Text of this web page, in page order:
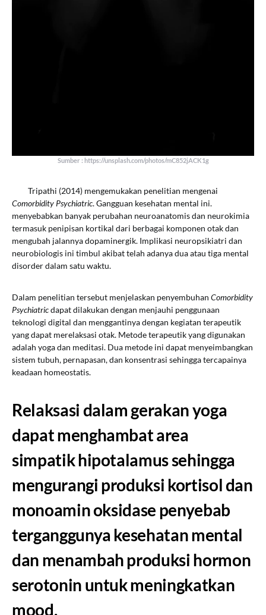
Sumber : https://unsplash.com/photos/mC852jACK1g
Tripathi (2014) mengemukakan penelitian mengenai
Comorbidity Psychiatric. Gangguan kesehatan mental ini.
menyebabkan banyak perubahan neuroanatomis dan neurokimia
termasuk penipisan kortikal dari berbagai komponen otak dan
mengubah jalannya dopaminergik. Implikasi neuropsikiatri dan
neurobiologis ini timbul akibat telah adanya dua atau tiga mental
disorder dalam satu waktu.
Dalam penelitian tersebut menjelaskan penyembuhan Comorbidity
Psychiatricdapat dilakukan dengan menjauhi penggunaan
teknologi digital dan menggantinya dengan kegiatan terapeutik
yang dapat merelaksasi otak. Metode terapeutik yang digunakan
adalah yoga dan meditasi. Dua metode ini dapat menyeimbangkan
sistem tubuh, pernapasan, dan konsentrasi sehingga tercapainya
keadaan homeostatis.
Relaksasi dalam gerakan yoga
dapat menghambat area
simpatik hipotalamus sehingga
mengurangi produksi kortisol dan
monoamin oksidase penyebab
terganggunya kesehatan mental
dan menambah produksi hormon
serotonin untuk meningkatkan
mood.